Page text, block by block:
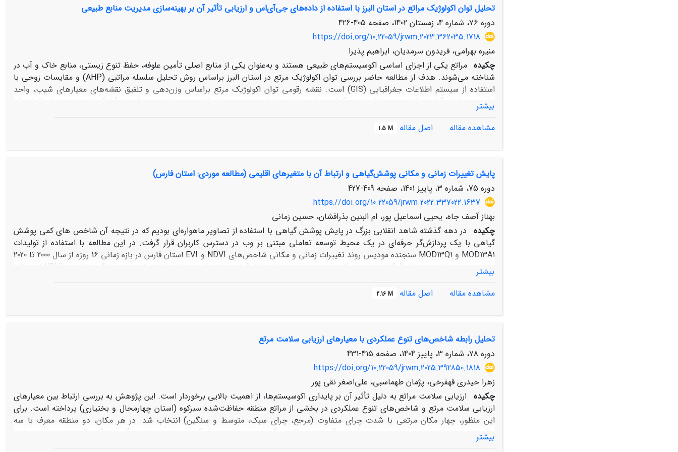
هدفمند باید از طریق کنترل فرسایش و کاربری اراضی این منابع متمرکز شوند تا اثرات آن­ها بر روی نهشته­های رسوب ریزدانه به حداقل برسد.
تحلیل توان اکولوژیک مراتع در استان البرز با استفاده از داده‌های جی‌آی‌اس و ارزیابی تأثیر آن بر بهینه‌سازی مدیریت منابع طبیعی
دوره 76، شماره 4، زمستان 1402، صفحه
405-426
https://doi.org/10.22059/jrwm.2023.362035.1718
منیره بهرامی، فریدون سرمدیان، ابراهیم پذیرا
چکیده مراتع یکی از اجزای اساسی اکوسیستم‌های طبیعی هستند و به‌عنوان یکی از منابع اصلی تأمین علوفه، حفظ تنوع زیستی، منابع خاک و آب در
شناخته می‌شوند. هدف از مطالعه حاضر بررسی توان اکولوژیک مرتع در استان البرز براساس روش تحلیل سلسله مراتبی (AHP) و مقایسات زوجی با
استفاده از سیستم اطلاعات جغرافیایی (GIS) است. نقشه رقومی توان اکولوژیک مرتع براساس وزن‌دهی و تلفیق نقشه‌های معیارهای شیب، واحد
اراضی، پوشش گیاهی، کاربری و بارش انجام گرفت. نتایج نشان داد که هر پنج معیار دارای ضریب اهمیت یکسان (2/0) برای تعیین توان اکولوژیک
1 و شهرستان طالقان فاقد توان برای کاربری درجه 4 است. شهرستان نظرآباد با 15/48 درصد و شهرستان اشتهارد با 92/63 درصد نیز دارای توان برای
اکولوژیک مراتع، منجر به شناسایی مناطقی گردد که در استفاده بهینه از منابع طبیعی بسیار مناسب هستند و از نظر اقتصادیی و اجتماعی افزایش
درآمد و اشتغال روستایی را در پی خواهد داشت.
بیشتر
مشاهده مقاله
اصل مقاله 1.5 M
پایش تغییرات زمانی و مکانی پوشش‌گیاهی و ارتباط آن با متغیرهای اقلیمی (مطالعه موردی: استان فارس)
دوره 75، شماره 3، پاییز 1401، صفحه
409-427
https://doi.org/10.22059/jrwm.2022.337022.1637
بهناز آصف جاه، یحیی اسماعیل پور، ام البنین بذرافشان، حسین زمانی
چکیده در دهه گذشته شاهد انقلابی بزرگ در پایش پوشش گیاهی با استفاده از تصاویر ماهواره‌ای بودیم که در نتیجه آن شاخص های کمی ‌پوشش
گیاهی با یک پردازش‌گر حرفه‌ای در یک محیط توسعه تعاملی مبتنی بر وب در دسترس کاربران قرار گرفت. در این مطالعه با استفاده از تولیدات
MOD13A1 و MOD13Q1 سنجنده مودیس روند تغییرات زمانی و مکانی شاخص‌های NDVI و EVI استان فارس در بازه زمانی 16 روزه از سال 2000 تا 2020
به صورت ماهیانه در سامانه گوگل ارث انجین کد نویسی و مورد پردازش قرار گرفت. نتایج این مطالعه نشان داد نمایه میانگین شاخص NDVI از حداقل
دهد در این سال‌ها پوشش‌گیاهی به شدت تخریب یافته است. نتایج نشان داد ضریب همبستگی بین بارش و شاخص گیاهی NDVI مثبت و26/0 و
و شاخص‌ پوشش گیاهی NDVI 33/0- و شاخص EVI ، 07/0- نشان داد که رابطه بین شاخص پوشش گیاهی و دما غیر مستقیم می باشد
بیشتر
مشاهده مقاله
اصل مقاله 2.16 M
تحلیل رابطه شاخص‌‌های تنوع عملکردی با معیارهای ارزیابی سلامت مرتع
دوره 78، شماره 3، پاییز 1404، صفحه
415-431
https://doi.org/10.22059/jrwm.2025.392850.1818
زهرا حیدری قهفرخی، پژمان طهماسبی، علی‌اصغر نقی پور
چکیده ارزیابی سلامت مراتع به دلیل تأثیر آن بر پایداری اکوسیستم‌ها، از اهمیت بالایی برخوردار است. این پژوهش به بررسی ارتباط بین معیارهای
ارزیابی سلامت مرتع و شاخص‌های تنوع عملکردی در بخشی از مراتع منطقه حفاظت‌شده سبزکوه (استان چهارمحال و بختیاری) پرداخته است. برای
این منظور، چهار مکان مرتعی با شدت چرای متفاوت (مرجع، چرای سبک، متوسط و سنگین) انتخاب شد. در هر مکان، دو منطقه معرف با سه
ماکروپلات ۳۰×۳۰ مترمربعی نمونه‌برداری شد. ویژگی‌های عملکردی گیاهی از جمله ارتفاع گیاه، صفات مختلف برگ، میانگین قطر تاج و فرم رویشی
بیشتر